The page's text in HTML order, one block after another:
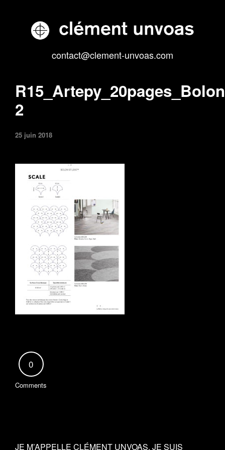
contact@clement-unvoas.com
2
25 juin 2018
0
Comments
JE M’APPELLE CLÉMENT UNVOAS, JE SUIS